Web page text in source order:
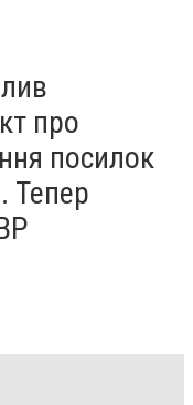
про
посилок
Тепер